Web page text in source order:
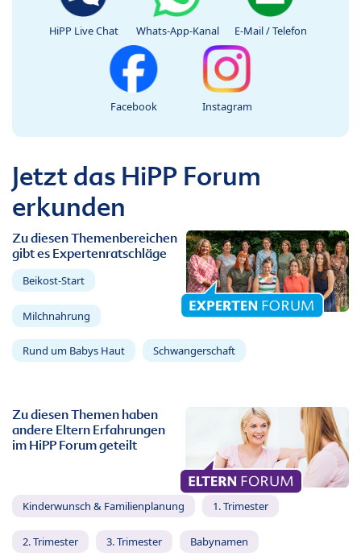
HiPP Live Chat Whats-App-Kanal E-Mail / Telefon
Facebook Instagram
Jetzt das HiPP Forum
erkunden
Zu diesen Themenbereichen
gibt es Expertenratschläge
Beikost-Start
Milchnahrung
Rund um Babys Haut Schwangerschaft
Zu diesen Themen haben
andere Eltern Erfahrungen
im HiPP Forum geteilt
Kinderwunsch & Familienplanung 1. Trimester
2. Trimester 3. Trimester Babynamen